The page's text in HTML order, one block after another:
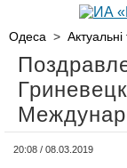
Одеса >
20:08 / 08.03.2019